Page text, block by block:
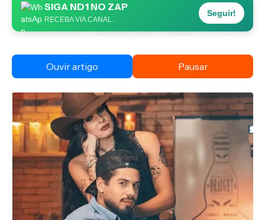
SIGA ND1 NO ZAP
RECEBA VIA CANAL.
Seguir!
Ouvir artigo Pausar